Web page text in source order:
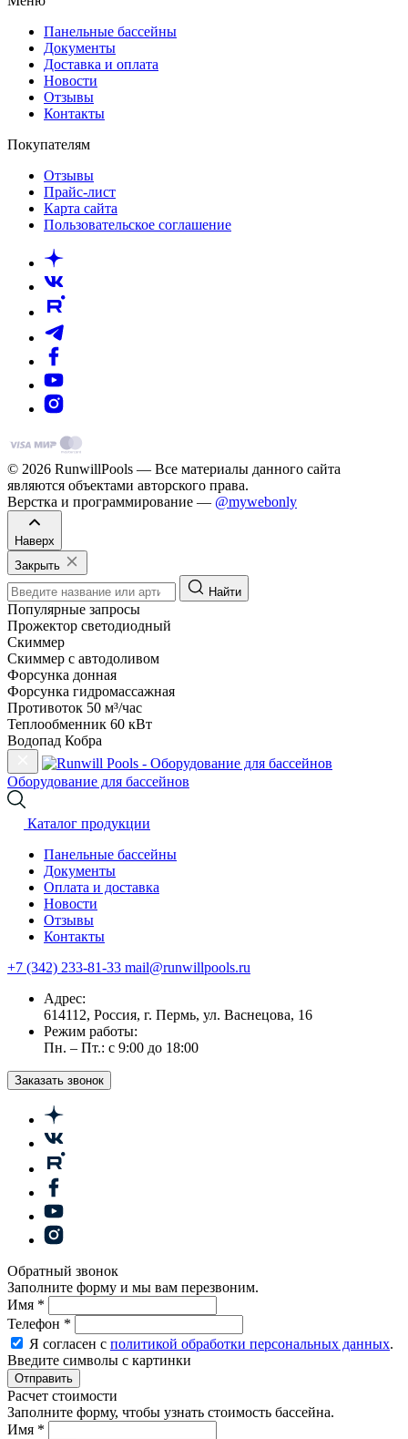
Панельные бассейны
Документы
Доставка и оплата
Новости
Отзывы
Контакты
Покупателям
Отзывы
Прайс-лист
Карта сайта
Пользовательское соглашение
© 2026 RunwillPools — Все материалы данного сайта
являются объектами авторского права.
Верстка и программирование — @mywebonly
Наверх
Закрыть
Найти
Популярные запросы
Прожектор светодиодный
Скиммер
Скиммер с автодоливом
Форсунка донная
Форсунка гидромассажная
Противоток 50 м³/час
Теплообменник 60 кВт
Водопад Кобра
Оборудование для бассейнов
Каталог продукции
Панельные бассейны
Документы
Оплата и доставка
Новости
Отзывы
Контакты
+7 (342) 233-81-33 mail@runwillpools.ru
Адрес:
614112, Россия, г. Пермь, ул. Васнецова, 16
Режим работы:
Пн. – Пт.: с 9:00 до 18:00
Заказать звонок
Обратный звонок
Заполните форму и мы вам перезвоним.
Имя *
Телефон *
Я согласен с политикой обработки персональных данных.
Введите символы с картинки
Расчет стоимости
Заполните форму, чтобы узнать стоимость бассейна.
Имя *